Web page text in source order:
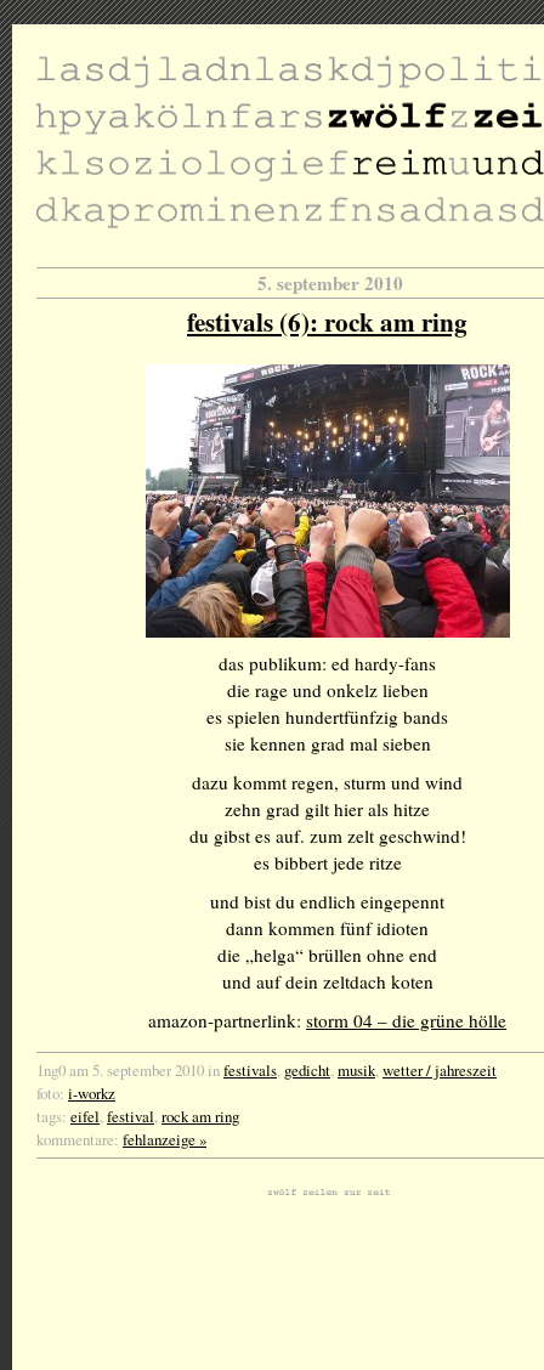
5. september 2010
festivals (6): rock am ring
das publikum: ed hardy-fans
die rage und onkelz lieben
es spielen hundertfünfzig bands
sie kennen grad mal sieben
dazu kommt regen, sturm und wind
zehn grad gilt hier als hitze
du gibst es auf. zum zelt geschwind!
es bibbert jede ritze
und bist du endlich eingepennt
dann kommen fünf idioten
die „helga“ brüllen ohne end
und auf dein zeltdach koten
amazon-partnerlink: storm 04 – die grüne hölle
1ng0 am 5. september 2010 infestivals, gedicht,musik,wetter / jahreszeit
foto: i-workz
tags: eifel,festival,rock am ring
kommentare: fehlanzeige »